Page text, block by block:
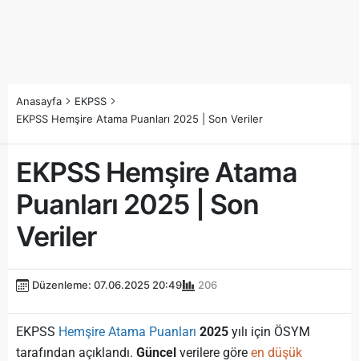
Anasayfa
EKPSS
EKPSS Hemşire Atama Puanları 2025 | Son Veriler
EKPSS Hemşire Atama
Puanları 2025 | Son
Veriler
Düzenleme: 07.06.2025 20:49 206
EKPSS Hemşire Atama Puanları 2025 yılı için ÖSYM
tarafından açıklandı. Güncel verilere göre en düşük